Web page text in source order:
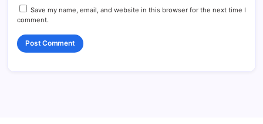
Save my name, email, and website in this browser for the next time I
comment.